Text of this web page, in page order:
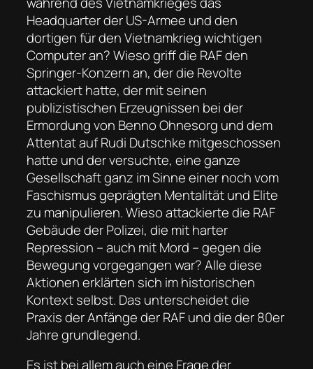
Headquarter der US-Armee und den
dortigen für den Vietnamkrieg wichtigen
Computer an? Wieso griff die RAF den
Springer-Konzern an, der die Revolte
attackiert hatte, der mit seinen
publizistischen Erzeugnissen bei der
Ermordung von Benno Ohnesorg und dem
Attentat auf Rudi Dutschke mitgeschossen
hatte und der versuchte, eine ganze
Gesellschaft ganz im Sinne einer noch vom
Faschismus geprägten Mentalität und Elite
zu manipulieren. Wieso attackierte die RAF
Gebäude der Polizei, die mit harter
Repression – auch mit Mord – gegen die
Bewegung vorgegangen war? Alle diese
Aktionen erklärten sich im historischen
Kontext selbst. Das unterscheidet die
Praxis der Anfänge der RAF und die der 80er
Jahre grundlegend.
Es ist bei allem auch eine Frage der